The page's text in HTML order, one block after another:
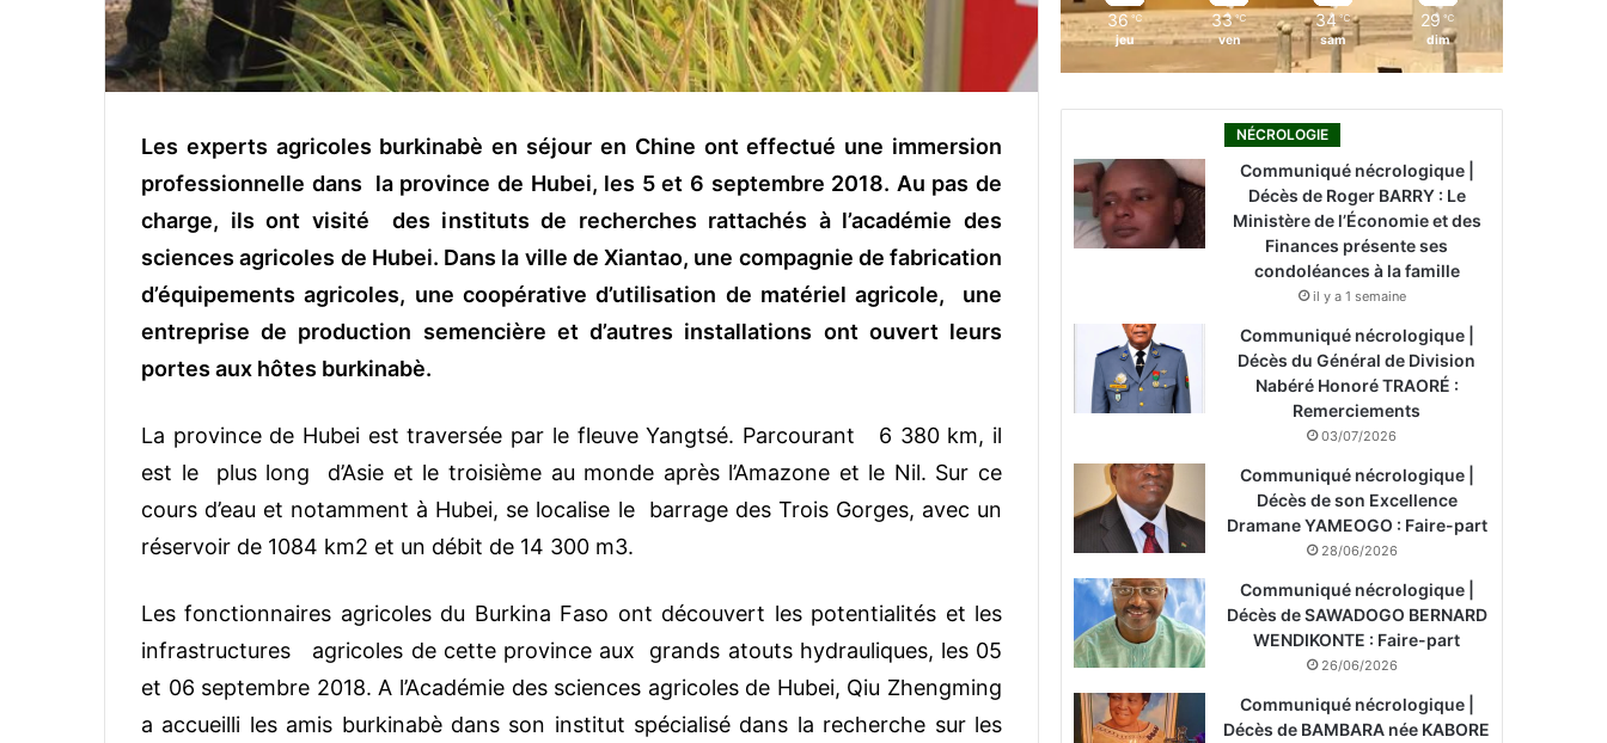
Les experts agricoles burkinabè en séjour en Chine ont effectué une immersion
professionnelle dans la province de Hubei, les 5 et 6 septembre 2018. Au pas de
charge, ils ont visité des instituts de recherches rattachés à l’académie des
sciences agricoles de Hubei. Dans la ville de Xiantao, une compagnie de fabrication
d’équipements agricoles, une coopérative d’utilisation de matériel agricole, une
entreprise de production semencière et d’autres installations ont ouvert leurs
portes aux hôtes burkinabè.
La province de Hubei est traversée par le fleuve Yangtsé. Parcourant 6 380 km, il
est le plus long d’Asie et le troisième au monde après l’Amazone et le Nil. Sur ce
cours d’eau et notamment à Hubei, se localise le barrage des Trois Gorges, avec un
réservoir de 1084 km2 et un débit de 14 300 m3.
Les fonctionnaires agricoles du Burkina Faso ont découvert les potentialités et les
infrastructures agricoles de cette province aux grands atouts hydrauliques, les 05
et 06 septembre 2018. A l’Académie des sciences agricoles de Hubei, Qiu Zhengming
a accueilli les amis burkinabè dans son institut spécialisé dans la recherche sur les
36 ℃
jeu
33 ℃
ven
34 ℃
sam
29 ℃
dim
NÉCROLOGIE
Communiqué nécrologique |
Décès de Roger BARRY : Le
Ministère de l’Économie et des
Finances présente ses
condoléances à la famille
il y a 1 semaine
Communiqué nécrologique |
Décès du Général de Division
Nabéré Honoré TRAORÉ :
Remerciements
03/07/2026
Communiqué nécrologique |
Décès de son Excellence
Dramane YAMEOGO : Faire-part
28/06/2026
Communiqué nécrologique |
Décès de SAWADOGO BERNARD
WENDIKONTE : Faire-part
26/06/2026
Communiqué nécrologique |
Décès de BAMBARA née KABORE